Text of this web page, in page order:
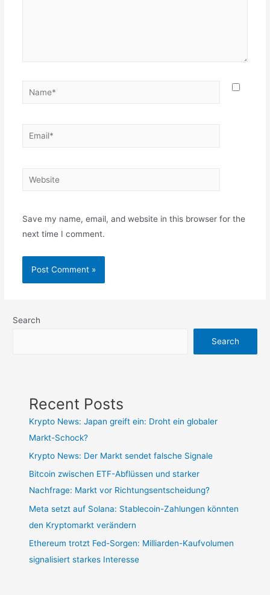
Name*
Email*
Website
Save my name, email, and website in this browser for the
next time I comment.
Search
Search
Recent Posts
Krypto News: Japan greift ein: Droht ein globaler
Markt-Schock?
Krypto News: Der Markt sendet falsche Signale
Bitcoin zwischen ETF-Abflüssen und starker
Nachfrage: Markt vor Richtungsentscheidung?
Meta setzt auf Solana: Stablecoin-Zahlungen könnten
den Kryptomarkt verändern
Ethereum trotzt Fed-Sorgen: Milliarden-Kaufvolumen
signalisiert starkes Interesse